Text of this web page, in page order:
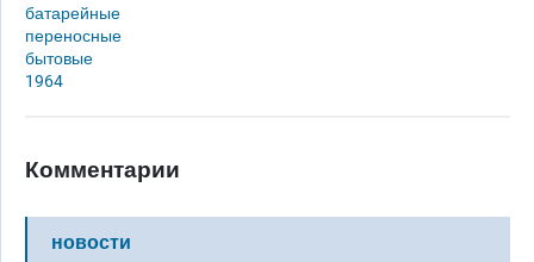
батарейные
переносные
бытовые
1964
Комментарии
новости